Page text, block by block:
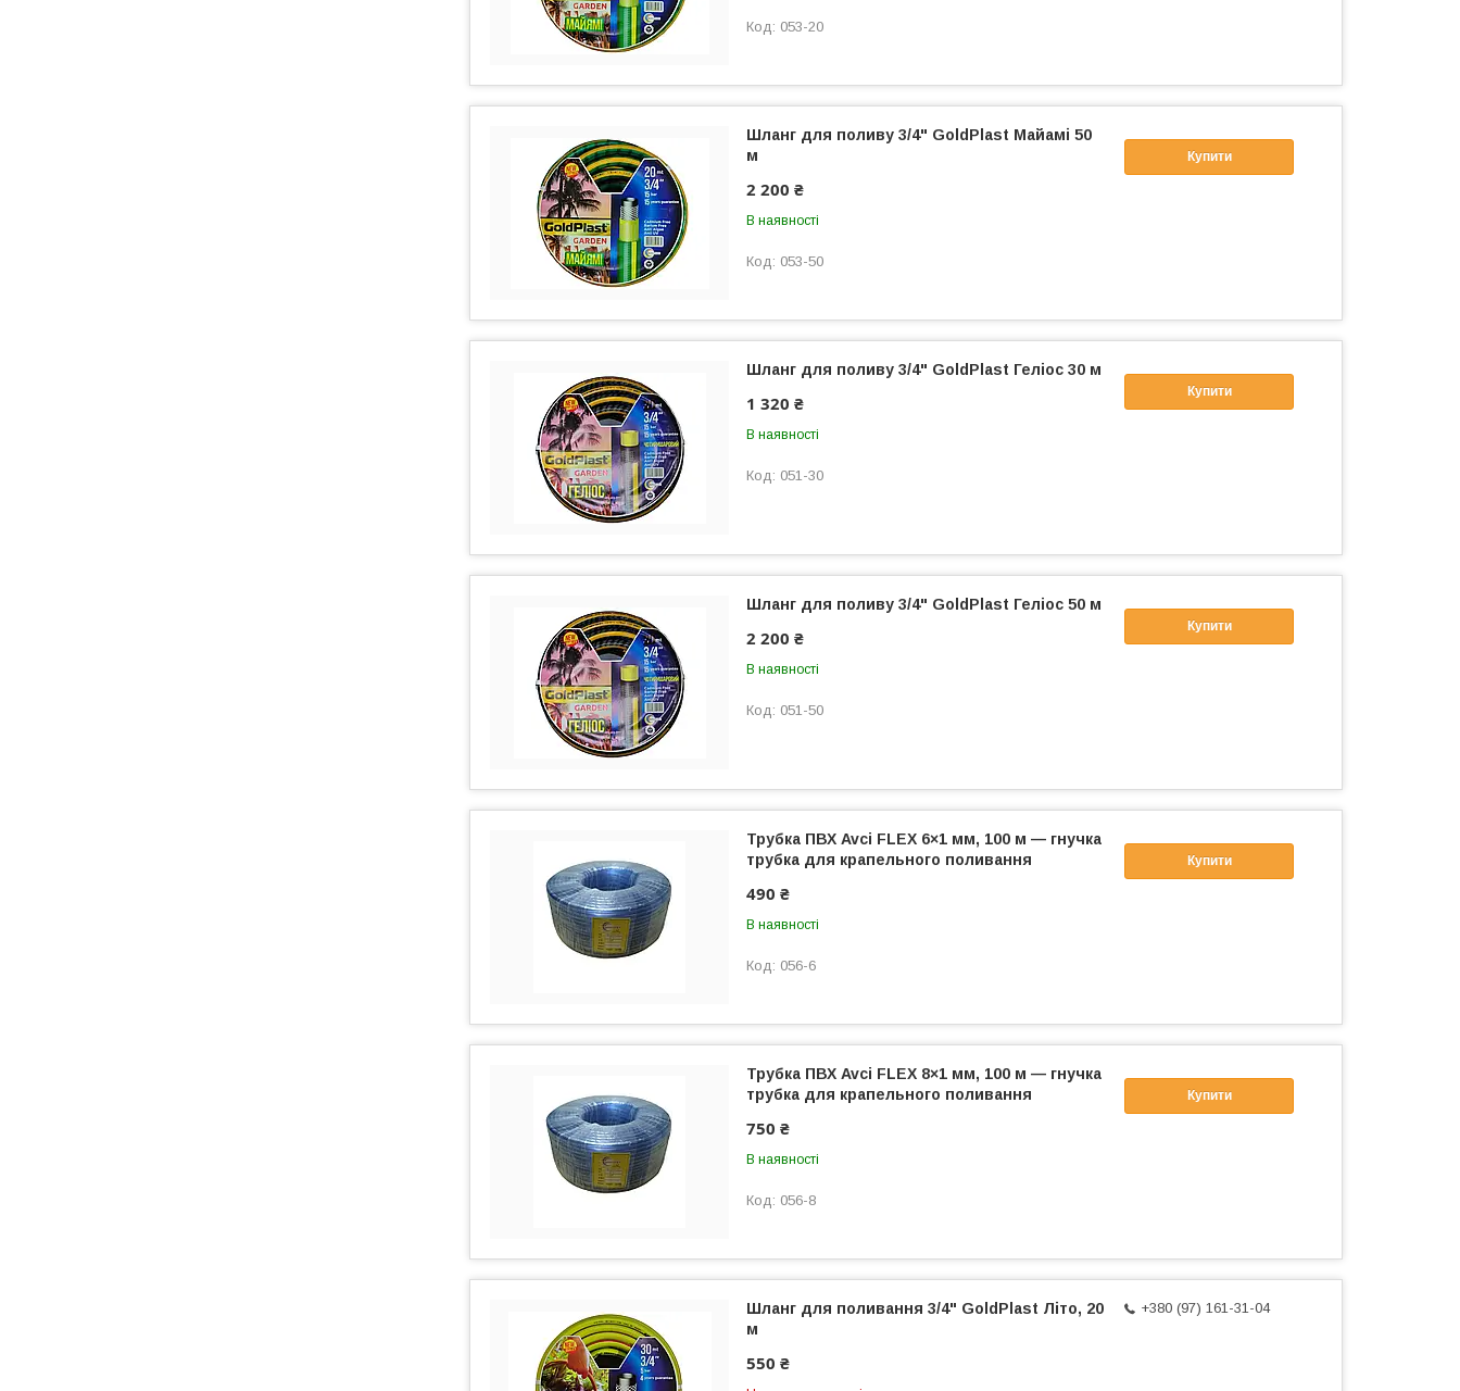
053-20
Купити
Шланг для поливу 3/4" GoldPlast Майамі 50
м
2 200 ₴
В наявності
053-50
Купити
Шланг для поливу 3/4" GoldPlast Геліос 30 м
1 320 ₴
В наявності
051-30
Купити
Шланг для поливу 3/4" GoldPlast Геліос 50 м
2 200 ₴
В наявності
051-50
Купити
Трубка ПВХ Avci FLEX 6×1 мм, 100 м — гнучка
трубка для крапельного поливання
490 ₴
В наявності
056-6
Купити
Трубка ПВХ Avci FLEX 8×1 мм, 100 м — гнучка
трубка для крапельного поливання
750 ₴
В наявності
056-8
+380 (97) 161-31-04
Шланг для поливання 3/4" GoldPlast Літо, 20
м
550 ₴